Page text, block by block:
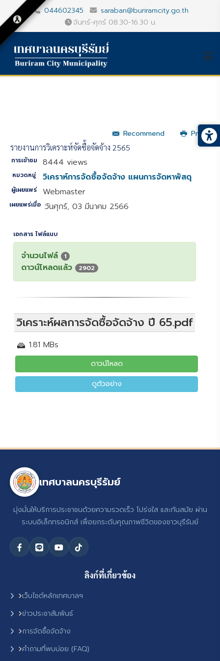
044602345
saraban@buriramcity.go.th
จันทร์-ศุกร์ 08.30-16.30 น.
Recommend
Print
รายงานการวิเคราะห์จัดซื้อจัดจ้าง 2565
การเข้าชม 8444 views
หมวดหมู่ วิเคราห์การจัดซื้อจัดจ้าง แผนการจัดหาพัสดุ
ผู้เผยแพร่ Webmaster
เผยแพร่เมื่อ วันศุกร์, 03 มีนาคม 2566
เอกสาร ไฟล์แนบ
จำนวนไฟล์ 1
ดาวน์โหลดแล้ว 2902
วิเคราะห์ผลการจัดซื้อจัดจ้าง ปี 65.pdf
1.81 MBs
ดาวน์โหลด
ดูตัวอย่าง
เทศบาลนครบุรีรัมย์
มุ่งมั่นให้บริการประชาชนด้วยความรวดเร็ว โปร่งใส และทันสมัย ผ่าน
ระบบอิเล็กทรอนิกส์ เพื่อยกระดับคุณภาพชีวิตของชาวบุรีรัมย์
ลิงก์ที่เกี่ยวข้อง
เว็บไซต์หลักเทศบาลฯ
ข่าวประชาสัมพันธ์
การจัดซื้อจัดจ้าง
คำถามที่พบบ่อย (FAQ)